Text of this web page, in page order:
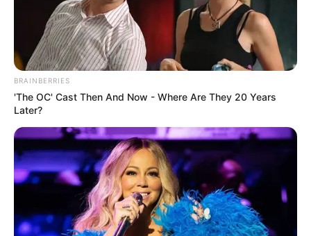
BRAINBERRIES
'The OC' Cast Then And Now - Where Are They 20 Years
Later?